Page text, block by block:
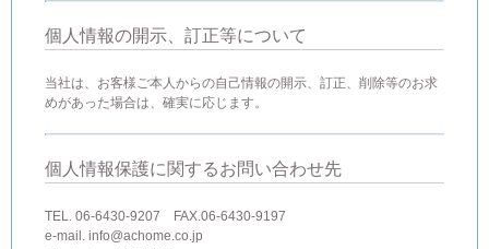
個人情報の開示、訂正等について
当社は、お客様ご本人からの自己情報の開示、訂正、削除等のお求
めがあった場合は、確実に応じます。
個人情報保護に関するお問い合わせ先
TEL. 06-6430-9207 FAX.06-6430-9197
e-mail. info@achome.co.jp